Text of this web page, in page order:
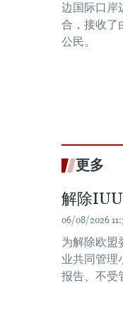
边国际口岸
合，接收了
公民。
更多
解除
06/08/2026
为解除欧盟
业共同管理
报告、不受